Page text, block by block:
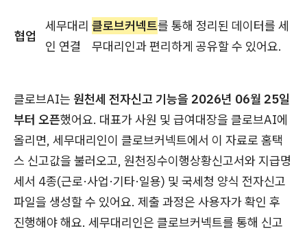
협업
세무대리
인 연결
클로브커넥트를 통해 정리된 데이터를 세
무대리인과 편리하게 공유할 수 있어요.
클로브AI는 원천세 전자신고 기능을 2026년 06월 25일
부터 오픈했어요. 대표가 사원 및 급여대장을 클로브AI에
올리면, 세무대리인이 클로브커넥트에서 이 자료로 홈택
스 신고값을 불러오고, 원천징수이행상황신고서와 지급명
세서 4종(근로·사업·기타·일용) 및 국세청 양식 전자신고
파일을 생성할 수 있어요. 제출 과정은 사용자가 확인 후
진행해야 해요. 세무대리인은 클로브커넥트를 통해 신고